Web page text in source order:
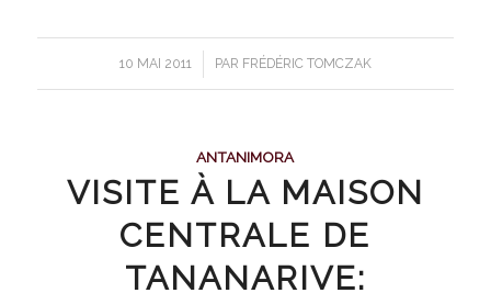
10 MAI 2011
/ PAR FRÉDÉRIC TOMCZAK
ANTANIMORA
VISITE À LA MAISON
CENTRALE DE
TANANARIVE: